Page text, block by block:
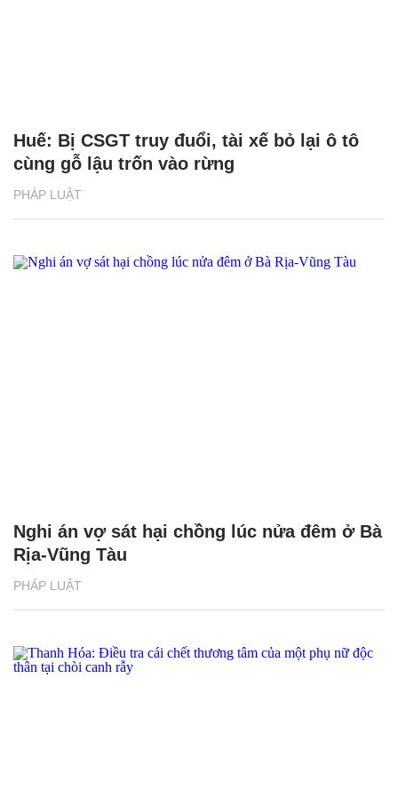
PHÁP LUẬT
Huế: Bị CSGT truy đuổi, tài xế bỏ lại ô tô
cùng gỗ lậu trốn vào rừng
PHÁP LUẬT
Nghi án vợ sát hại chồng lúc nửa đêm ở Bà
Rịa-Vũng Tàu